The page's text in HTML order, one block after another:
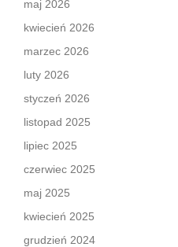
maj 2026
kwiecień 2026
marzec 2026
luty 2026
styczeń 2026
listopad 2025
lipiec 2025
czerwiec 2025
maj 2025
kwiecień 2025
grudzień 2024